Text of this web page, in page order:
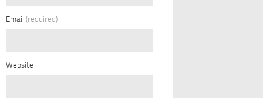
Email (required)
Website